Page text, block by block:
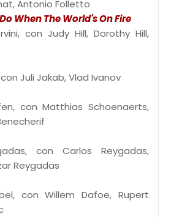
Antonio Folletto
When The World's On Fire
con Judy Hill, Dorothy Hill,
Juli Jakab, Vlad Ivanov
con Matthias Schoenaerts,
con Carlos Reygadas,
Reygadas
con Willem Dafoe, Rupert